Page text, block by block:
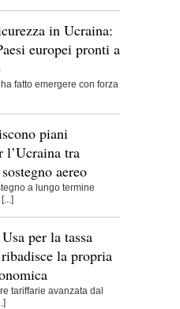
in Ucraina:
europei pronti a
fatto emergere con forza
piani
l’Ucraina tra
aereo
a lungo termine
per la tassa
la propria
tariffarie avanzata dal